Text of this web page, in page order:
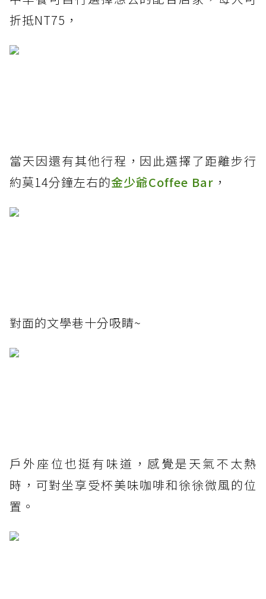
折抵NT75，
當天因還有其他行程，因此選擇了距離步行
約莫14分鐘左右的金少爺Coffee Bar ，
對面的文學巷十分吸睛~
戶外座位也挺有味道，感覺是天氣不太熱
時，可對坐享受杯美味咖啡和徐徐微風的位
置。